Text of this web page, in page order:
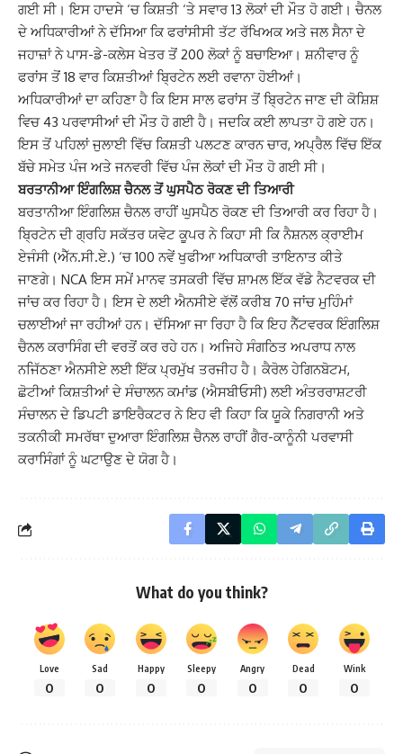
ਗਈ ਸੀ। ਇਸ ਹਾਦਸੇ ‘ਚ ਕਿਸ਼ਤੀ ‘ਤੇ ਸਵਾਰ 13 ਲੋਕਾਂ ਦੀ ਮੌਤ ਹੋ ਗਈ। ਚੈਨਲ
ਦੇ ਅਧਿਕਾਰੀਆਂ ਨੇ ਦੱਸਿਆ ਕਿ ਫਰਾਂਸੀਸੀ ਤੱਟ ਰੱਖਿਅਕ ਅਤੇ ਜਲ ਸੈਨਾ ਦੇ
ਜਹਾਜ਼ਾਂ ਨੇ ਪਾਸ-ਡੇ-ਕਲੇਸ ਖੇਤਰ ਤੋਂ 200 ਲੋਕਾਂ ਨੂੰ ਬਚਾਇਆ। ਸ਼ਨੀਵਾਰ ਨੂੰ
ਫਰਾਂਸ ਤੋਂ 18 ਵਾਰ ਕਿਸ਼ਤੀਆਂ ਬ੍ਰਿਟੇਨ ਲਈ ਰਵਾਨਾ ਹੋਈਆਂ।
ਅਧਿਕਾਰੀਆਂ ਦਾ ਕਹਿਣਾ ਹੈ ਕਿ ਇਸ ਸਾਲ ਫਰਾਂਸ ਤੋਂ ਬ੍ਰਿਟੇਨ ਜਾਣ ਦੀ ਕੋਸ਼ਿਸ਼
ਵਿਚ 43 ਪਰਵਾਸੀਆਂ ਦੀ ਮੌਤ ਹੋ ਗਈ ਹੈ। ਜਦਕਿ ਕਈ ਲਾਪਤਾ ਹੋ ਗਏ ਹਨ।
ਇਸ ਤੋਂ ਪਹਿਲਾਂ ਜੁਲਾਈ ਵਿੱਚ ਕਿਸ਼ਤੀ ਪਲਟਣ ਕਾਰਨ ਚਾਰ, ਅਪ੍ਰੈਲ ਵਿੱਚ ਇੱਕ
ਬੱਚੇ ਸਮੇਤ ਪੰਜ ਅਤੇ ਜਨਵਰੀ ਵਿੱਚ ਪੰਜ ਲੋਕਾਂ ਦੀ ਮੌਤ ਹੋ ਗਈ ਸੀ।
ਬਰਤਾਨੀਆ ਇੰਗਲਿਸ਼ ਚੈਨਲ ਤੋਂ ਘੁਸਪੈਠ ਰੋਕਣ ਦੀ ਤਿਆਰੀ
ਬਰਤਾਨੀਆ ਇੰਗਲਿਸ਼ ਚੈਨਲ ਰਾਹੀਂ ਘੁਸਪੈਠ ਰੋਕਣ ਦੀ ਤਿਆਰੀ ਕਰ ਰਿਹਾ ਹੈ।
ਬ੍ਰਿਟੇਨ ਦੀ ਗ੍ਰਹਿ ਸਕੱਤਰ ਯਵੇਟ ਕੂਪਰ ਨੇ ਕਿਹਾ ਸੀ ਕਿ ਨੈਸ਼ਨਲ ਕ੍ਰਾਈਮ
ਏਜੰਸੀ (ਐੱਨ.ਸੀ.ਏ.) ‘ਚ 100 ਨਵੇਂ ਖੁਫੀਆ ਅਧਿਕਾਰੀ ਤਾਇਨਾਤ ਕੀਤੇ
ਜਾਣਗੇ। NCA ਇਸ ਸਮੇਂ ਮਾਨਵ ਤਸਕਰੀ ਵਿੱਚ ਸ਼ਾਮਲ ਇੱਕ ਵੱਡੇ ਨੈਟਵਰਕ ਦੀ
ਜਾਂਚ ਕਰ ਰਿਹਾ ਹੈ। ਇਸ ਦੇ ਲਈ ਐਨਸੀਏ ਵੱਲੋਂ ਕਰੀਬ 70 ਜਾਂਚ ਮੁਹਿੰਮਾਂ
ਚਲਾਈਆਂ ਜਾ ਰਹੀਆਂ ਹਨ। ਦੱਸਿਆ ਜਾ ਰਿਹਾ ਹੈ ਕਿ ਇਹ ਨੈੱਟਵਰਕ ਇੰਗਲਿਸ਼
ਚੈਨਲ ਕਰਾਸਿੰਗ ਦੀ ਵਰਤੋਂ ਕਰ ਰਹੇ ਹਨ। ਅਜਿਹੇ ਸੰਗਠਿਤ ਅਪਰਾਧ ਨਾਲ
ਨਜਿੱਠਣਾ ਐਨਸੀਏ ਲਈ ਇੱਕ ਪ੍ਰਮੁੱਖ ਤਰਜੀਹ ਹੈ। ਕੈਰੋਲ ਹੇਗਿਨਬੋਟਮ,
ਛੋਟੀਆਂ ਕਿਸ਼ਤੀਆਂ ਦੇ ਸੰਚਾਲਨ ਕਮਾਂਡ (ਐਸਬੀਓਸੀ) ਲਈ ਅੰਤਰਰਾਸ਼ਟਰੀ
ਸੰਚਾਲਨ ਦੇ ਡਿਪਟੀ ਡਾਇਰੈਕਟਰ ਨੇ ਇਹ ਵੀ ਕਿਹਾ ਕਿ ਯੂਕੇ ਨਿਗਰਾਨੀ ਅਤੇ
ਤਕਨੀਕੀ ਸਮਰੱਥਾ ਦੁਆਰਾ ਇੰਗਲਿਸ਼ ਚੈਨਲ ਰਾਹੀਂ ਗੈਰ-ਕਾਨੂੰਨੀ ਪਰਵਾਸੀ
ਕਰਾਸਿੰਗਾਂ ਨੂੰ ਘਟਾਉਣ ਦੇ ਯੋਗ ਹੈ।
What do you think?
Love
0
Sad
0
Happy
0
Sleepy
0
Angry
0
Dead
0
Wink
0